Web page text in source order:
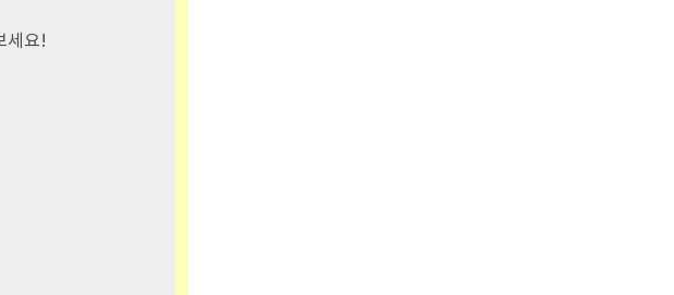
세요!